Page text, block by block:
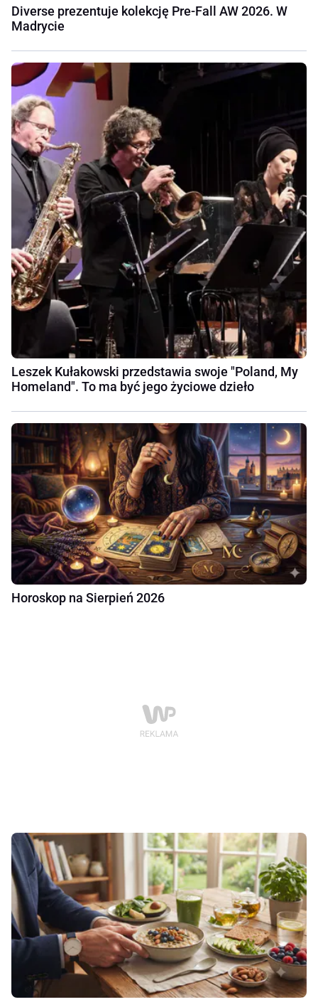
Diverse prezentuje kolekcję Pre-Fall AW 2026. W
Madrycie
Leszek Kułakowski przedstawia swoje "Poland, My
Homeland". To ma być jego życiowe dzieło
Horoskop na Sierpień 2026